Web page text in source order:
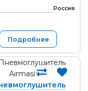
Россия
Подробнее